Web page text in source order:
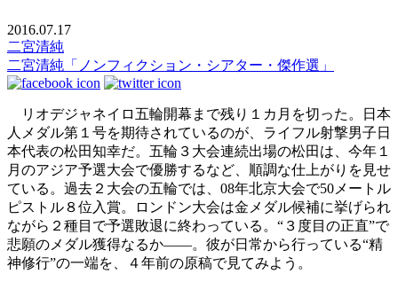
2016.07.17
二宮清純
二宮清純「ノンフィクション・シアター・傑作選」
リオデジャネイロ五輪開幕まで残り１カ月を切った。日本
人メダル第１号を期待されているのが、ライフル射撃男子日
本代表の松田知幸だ。五輪３大会連続出場の松田は、今年１
月のアジア予選大会で優勝するなど、順調な仕上がりを見せ
ている。過去２大会の五輪では、08年北京大会で50メートル
ピストル８位入賞。ロンドン大会は金メダル候補に挙げられ
ながら２種目で予選敗退に終わっている。“３度目の正直”で
悲願のメダル獲得なるか――。彼が日常から行っている“精
神修行”の一端を、４年前の原稿で見てみよう。